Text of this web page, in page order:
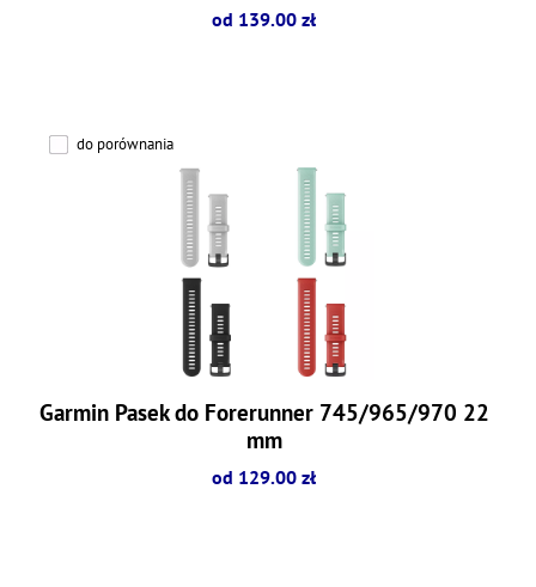
od 139.00 zł
do porównania
Garmin Pasek do Forerunner 745/965/970 22
mm
od 129.00 zł